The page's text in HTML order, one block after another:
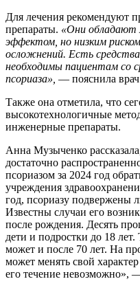
Для лечения рекомендуют
препараты. «Они обладают
эффектом, но низким
осложнений. Есть
необходимы пациентам со
псориаза», — пояснила
Также она отметила, что
высокотехнологичные
инженерные препараты.
Анна Музыченко
достаточно
псориазом за 2024 год
учреждения
год, псориазу подвержены
Известны случаи его
после рождения. Десять
дети и подростки до 18
может и после 70 лет. На
может менять свой
его течение невозможно»,